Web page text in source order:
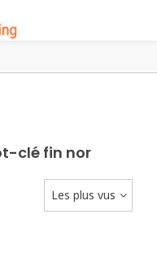
clé fin nor
Les plus vus